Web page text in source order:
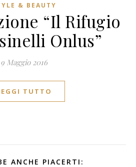
& BEAUTY
“Il Rifugio
Onlus”
9 Maggio 2016
TUTTO
ANCHE PIACERTI: